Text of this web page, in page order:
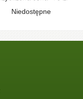
Niedostępne